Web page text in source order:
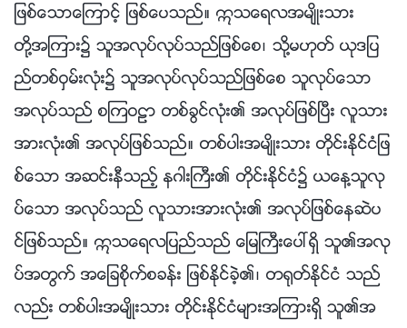
ျဖစ္ေသာေၾကာင့္ ျဖစ္ေပသည္။ ဣသေရလအမ်ိဳးသား
တို႔အၾကား၌ သူအလုပ္လုပ္သည္ျဖစ္ေစ၊ သို႔မဟုတ္ ယုဒျပ
ည္တစ္ဝွမ္းလုံး၌ သူအလုပ္လုပ္သည္ျဖစ္ေစ သူလုပ္ေသာ
အလုပ္သည္ စၾကဝဠာ တစ္ခြင္လုံး၏ အလုပ္ျဖစ္ၿပီး လူသား
အားလုံး၏ အလုပ္ျဖစ္သည္။ တစ္ပါးအမ်ိဳးသား တိုင္းႏိုင္ငံျဖ
စ္ေသာ အဆင္းနီသည့္ နဂါးႀကီး၏ တိုင္းႏိုင္ငံ၌ ယေန႔သူလု
ပ္ေသာ အလုပ္သည္ လူသားအားလုံး၏ အလုပ္ျဖစ္ေနဆဲပ
င္ျဖစ္သည္။ ဣသေရလျပည္သည္ ေျမႀကီးေပၚရွိ သူ၏အလု
ပ္အတြက္ အေျခစိုက္စခန္း ျဖစ္ႏိုင္ခဲ့၏၊ တ႐ုတ္ႏိုင္ငံ သည္
လည္း တစ္ပါးအမ်ိဳးသား တိုင္းႏိုင္ငံမ်ားအၾကားရွိ သူ၏အ